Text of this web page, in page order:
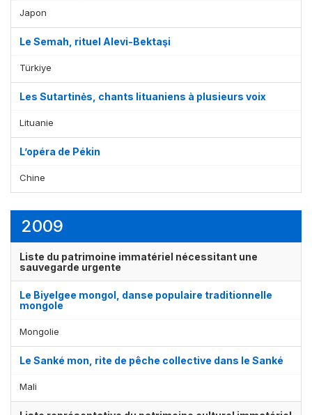
Japon
Le Semah, rituel Alevi-Bektaşi
Türkiye
Les Sutartinės, chants lituaniens à plusieurs voix
Lituanie
L’opéra de Pékin
Chine
2009
Liste du patrimoine immatériel nécessitant une
sauvegarde urgente
Le Biyelgee mongol, danse populaire traditionnelle
mongole
Mongolie
Le Sanké mon, rite de pêche collective dans le Sanké
Mali